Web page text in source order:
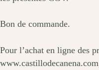
Bon de commande.
Pour l’achat en ligne des